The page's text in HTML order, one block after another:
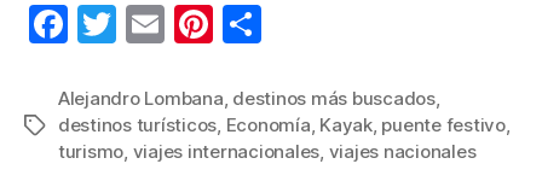
F
c
e
T
tt
er
E
ail
Pi
er
e
m
p
Etiquetas
Alejandro Lombana, destinos más buscados,
destinos turísticos, Economía, Kayak, puente festivo,
turismo, viajes internacionales, viajes nacionales